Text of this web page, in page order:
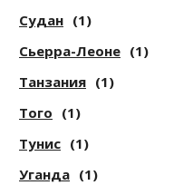
Судан (1)
Сьерра-Леоне (1)
Танзания (1)
Того (1)
Тунис (1)
Уганда (1)